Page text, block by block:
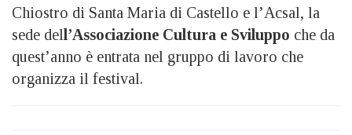
Chiostro di Santa Maria di Castello e l’Acsal, la
sede dell’Associazione Cultura e Sviluppo che da
quest’anno è entrata nel gruppo di lavoro che
organizza il festival.